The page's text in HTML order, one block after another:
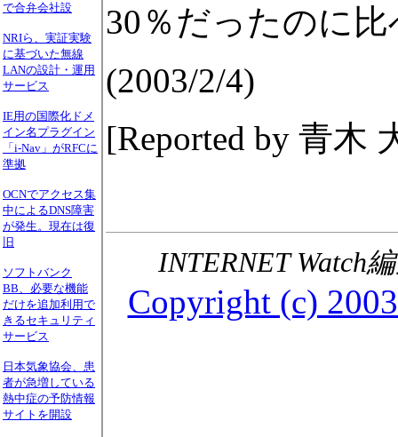
で合弁会社設
NRIら、実証実験
に基づいた無線
LANの設計・運用
サービス
IE用の国際化ドメ
イン名プラグイン
「i-Nav」がRFCに
準拠
OCNでアクセス集
中によるDNS障害
が発生。現在は復
旧
ソフトバンク
BB、必要な機能
だけを追加利用で
きるセキュリティ
サービス
日本気象協会、患
者が急増している
熱中症の予防情報
サイトを開設
30％だったのに
(2003/2/4)
[Reported by 青木
INTERNET Watch
Copyright (c)